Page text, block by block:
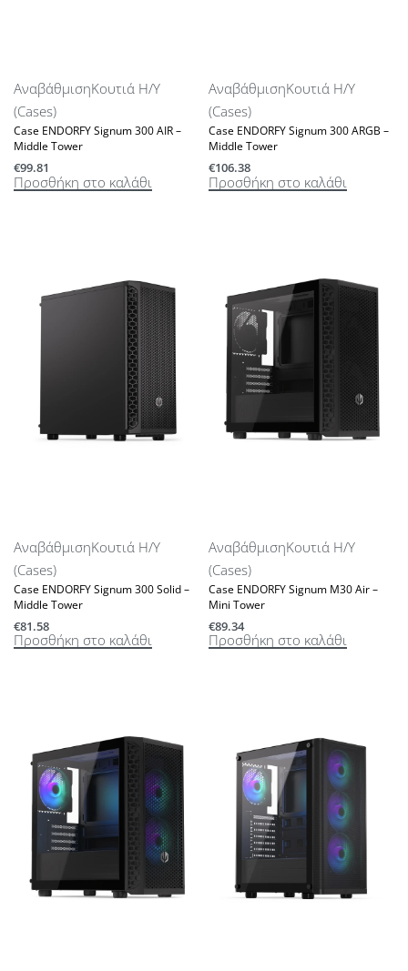
ΑναβάθμισηΚουτιά Η/Υ
(Cases)
Case ENDORFY Signum 300 AIR –
Middle Tower
€99.81
Προσθήκη στο καλάθι
ΑναβάθμισηΚουτιά Η/Υ
(Cases)
Case ENDORFY Signum 300 ARGB –
Middle Tower
€106.38
Προσθήκη στο καλάθι
ΑναβάθμισηΚουτιά Η/Υ
(Cases)
Case ENDORFY Signum 300 Solid –
Middle Tower
€81.58
Προσθήκη στο καλάθι
ΑναβάθμισηΚουτιά Η/Υ
(Cases)
Case ENDORFY Signum M30 Air –
Mini Tower
€89.34
Προσθήκη στο καλάθι